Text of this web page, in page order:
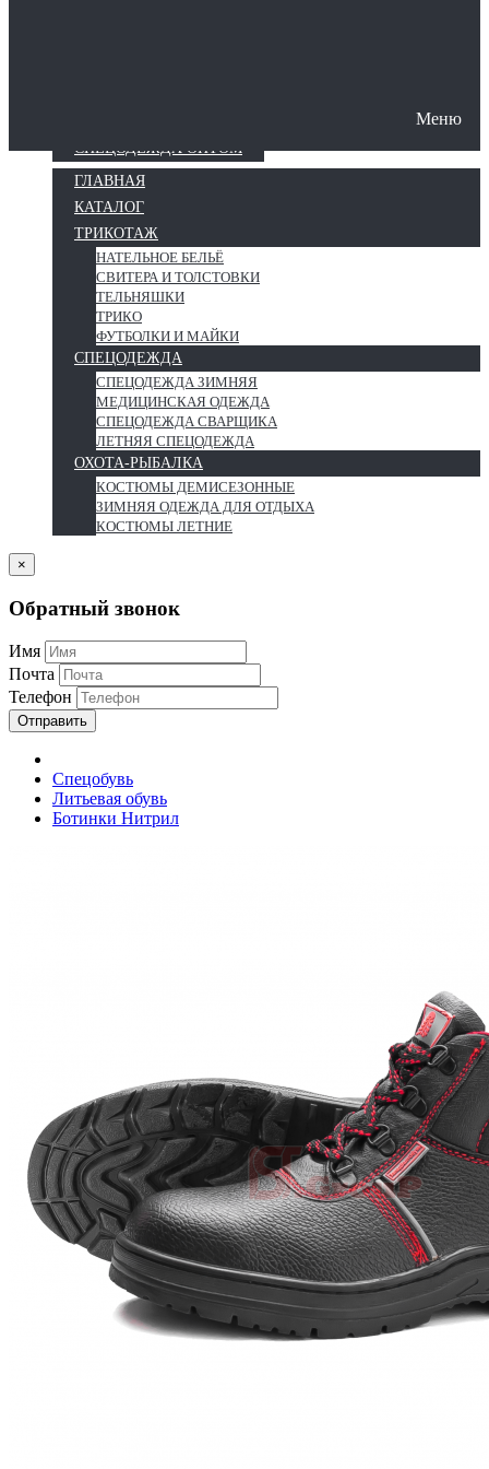
СПЕЦОДЕЖДА ОПТОМ
Меню
ГЛАВНАЯ
КАТАЛОГ
ТРИКОТАЖ
НАТЕЛЬНОЕ БЕЛЬЁ
СВИТЕРА И ТОЛСТОВКИ
ТЕЛЬНЯШКИ
ТРИКО
ФУТБОЛКИ И МАЙКИ
СПЕЦОДЕЖДА
СПЕЦОДЕЖДА ЗИМНЯЯ
МЕДИЦИНСКАЯ ОДЕЖДА
СПЕЦОДЕЖДА СВАРЩИКА
ЛЕТНЯЯ СПЕЦОДЕЖДА
ОХОТА-РЫБАЛКА
КОСТЮМЫ ДЕМИСЕЗОННЫЕ
ЗИМНЯЯ ОДЕЖДА ДЛЯ ОТДЫХА
КОСТЮМЫ ЛЕТНИЕ
×
Обратный звонок
Имя
Почта
Телефон
Отправить
Спецобувь
Литьевая обувь
Ботинки Нитрил